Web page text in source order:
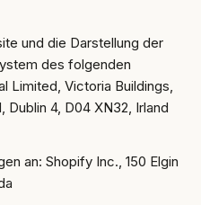
und die Darstellung der
des folgenden
Limited, Victoria Buildings,
Dublin 4, D04 XN32, Irland
an: Shopify Inc., 150 Elgin